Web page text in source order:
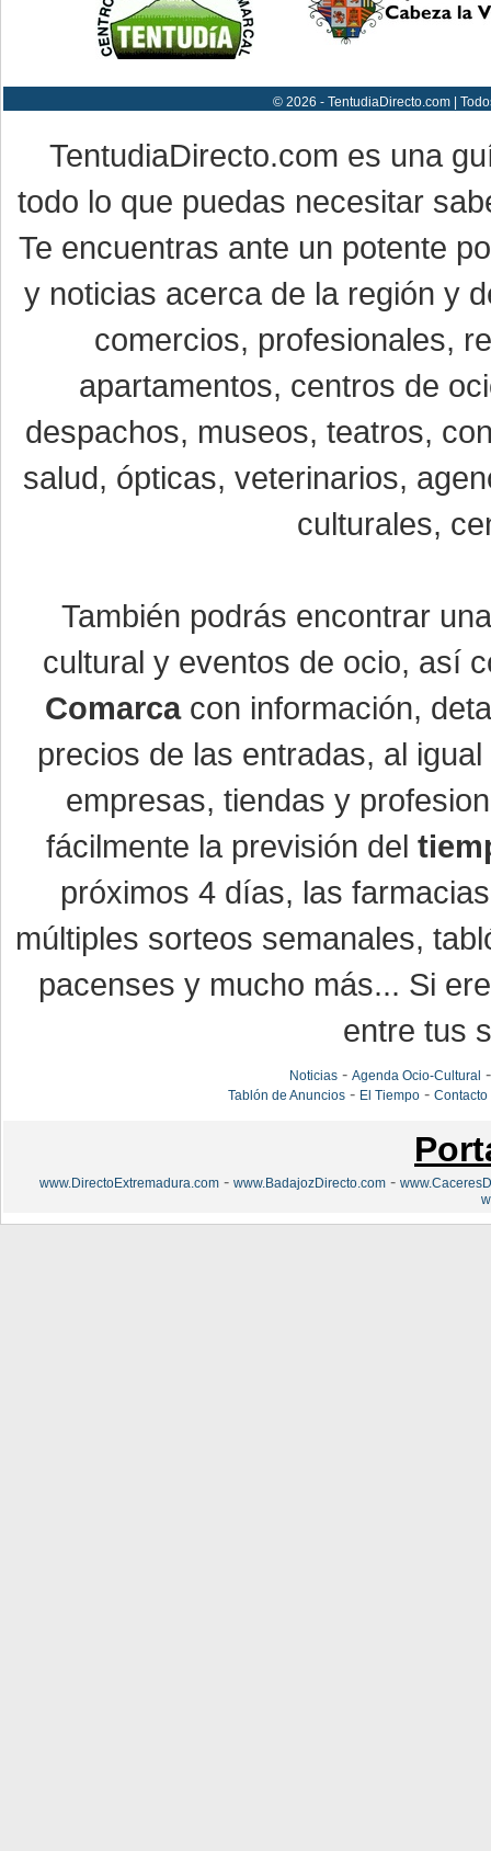
© 2026 - TentudiaDirecto.com |
TentudiaDirecto.com es una
todo lo que puedas necesitar
Te encuentras ante un potente
y noticias acerca de la región y
comercios, profesionales,
apartamentos, centros de
despachos, museos, teatros,
salud, ópticas, veterinarios,
culturales,
También podrás encontrar
cultural y eventos de ocio, así
Comarcacon información,
precios de las entradas, al
empresas, tiendas y
fácilmente la previsión del
próximos 4 días, las
múltiples sorteos semanales,
pacenses y mucho más... Si
entre tus
Noticias- Agenda Ocio-Cultural
Tablón de Anuncios- El Tiempo- Contacto
www.DirectoExtremadura.com - www.BadajozDirecto.com -